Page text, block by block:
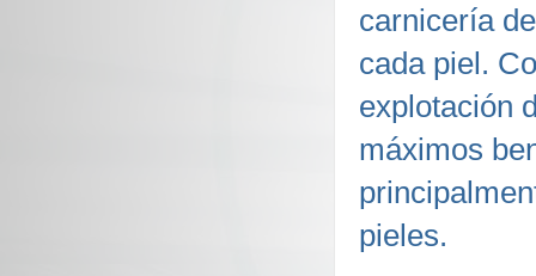
carnicería
cada piel.
explotación
máximos
pieles.